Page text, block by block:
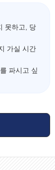
못하고, 당
가실 시간
파시고 싶